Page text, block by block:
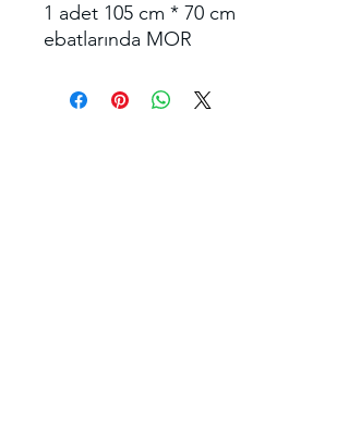
1 adet 105 cm * 70 cm
ebatlarında MOR